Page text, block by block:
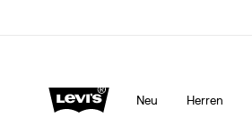
Neu Herren